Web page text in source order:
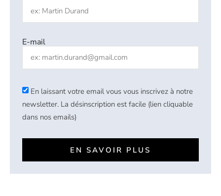
E-mail
En laissant votre email vous vous inscrivez à notre
newsletter. La désinscription est facile (lien cliquable
dans nos emails)
EN SAVOIR PLUS